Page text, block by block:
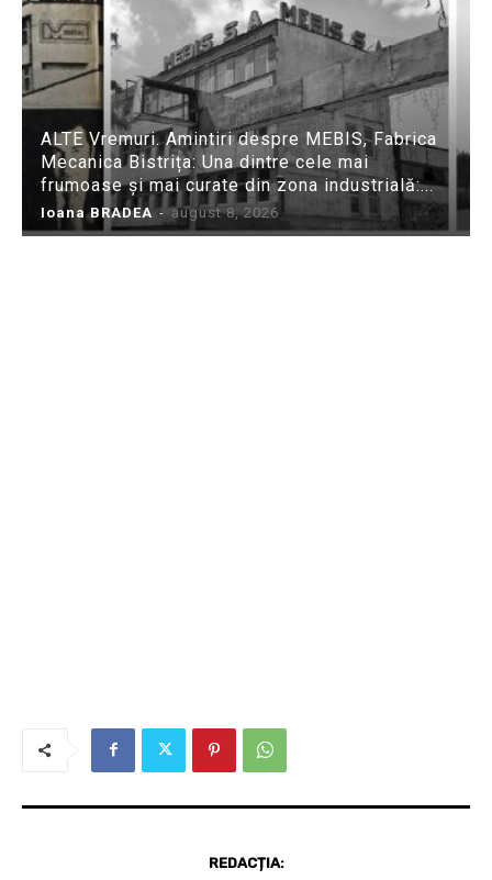
ALTE Vremuri. Amintiri despre MEBIS, Fabrica
Mecanica Bistrița: Una dintre cele mai
frumoase și mai curate din zona industrială:...
Ioana BRADEA - august 8, 2026
REDACȚIA: